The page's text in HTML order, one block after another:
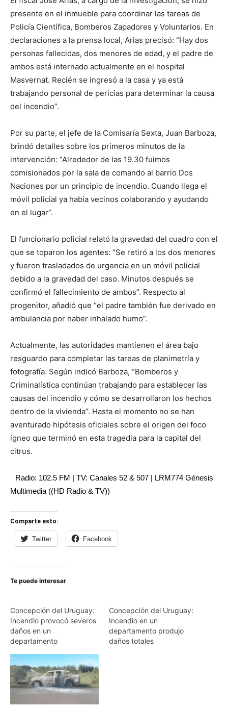
presente en el inmueble para coordinar las tareas de
Policía Científica, Bomberos Zapadores y Voluntarios. En
declaraciones a la prensa local, Arias precisó: “Hay dos
personas fallecidas, dos menores de edad, y el padre de
ambos está internado actualmente en el hospital
Masvernat. Recién se ingresó a la casa y ya está
trabajando personal de pericias para determinar la causa
del incendio”.
Por su parte, el jefe de la Comisaría Sexta, Juan Barboza,
brindó detalles sobre los primeros minutos de la
intervención: “Alrededor de las 19.30 fuimos
comisionados por la sala de comando al barrio Dos
Naciones por un principio de incendio. Cuando llega el
móvil policial ya había vecinos colaborando y ayudando
en el lugar”.
El funcionario policial relató la gravedad del cuadro con el
que se toparon los agentes: “Se retiró a los dos menores
y fueron trasladados de urgencia en un móvil policial
debido a la gravedad del caso. Minutos después se
confirmó el fallecimiento de ambos”. Respecto al
progenitor, añadió que “el padre también fue derivado en
ambulancia por haber inhalado humo”.
Actualmente, las autoridades mantienen el área bajo
resguardo para completar las tareas de planimetría y
fotografía. Según indicó Barboza, “Bomberos y
Criminalística continúan trabajando para establecer las
causas del incendio y cómo se desarrollaron los hechos
dentro de la vivienda”. Hasta el momento no se han
aventurado hipótesis oficiales sobre el origen del foco
ígneo que terminó en esta tragedia para la capital del
citrus.
Radio: 102.5 FM | TV: Canales 52 & 507 | LRM774 Génesis
Multimedia ((HD Radio & TV))
Comparte esto:
Twitter Facebook
Te puede interesar
Concepción del Uruguay:
Incendio provocó severos
daños en un
departamento
Concepción del Uruguay:
Incendio en un
departamento produjo
daños totales